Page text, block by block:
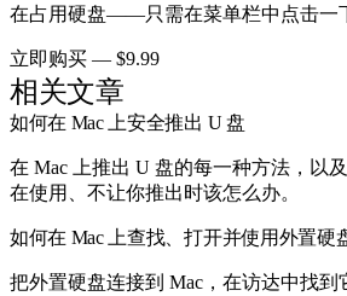
在占用硬盘——只需在菜单栏中点击一
立即购买 — $9.99
相关文章
如何在 Mac 上安全推出 U 盘
在 Mac 上推出 U 盘的每一种方法，以
在使用、不让你推出时该怎么办。
如何在 Mac 上查找、打开并使用外置硬
把外置硬盘连接到 Mac，在访达中找